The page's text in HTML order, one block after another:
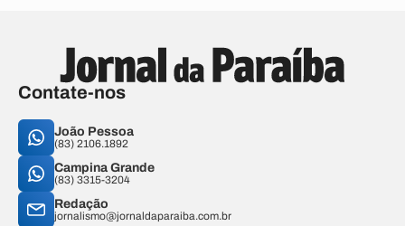
Contate-nos
João Pessoa
(83) 2106.1892
Campina Grande
(83) 3315-3204
Redação
jornalismo@jornaldaparaiba.com.br